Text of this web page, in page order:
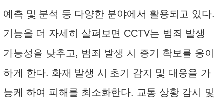
예측 및 분석 등 다양한 분야에서 활용되고 있다.
기능을 더 자세히 살펴보면 CCTV는 범죄 발생
가능성을 낮추고, 범죄 발생 시 증거 확보를 용이
하게 한다. 화재 발생 시 초기 감지 및 대응을 가
능케 하여 피해를 최소화한다. 교통 상황 감시 및